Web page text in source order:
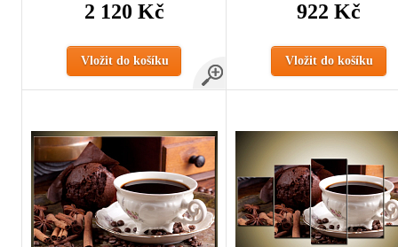
2 120 Kč
Vložit do košíku
922 Kč
Vložit do košíku